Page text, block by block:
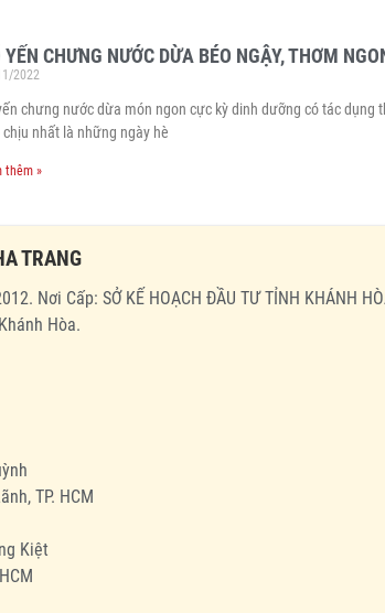
YẾN CHƯNG NƯỚC DỪA BÉO NGẬY, THƠM
2022
chưng nước dừa món ngon cực kỳ dinh dưỡng có tác
chịu nhất là những ngày hè
thêm »
TRANG
Nơi Cấp: SỞ KẾ HOẠCH ĐẦU TƯ TỈNH KHÁNH
Hòa.
TP. HCM
Kiệt